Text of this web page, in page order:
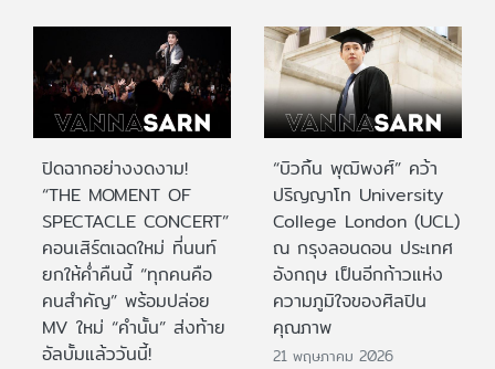
ปิดฉากอย่างงดงาม!
“THE MOMENT OF
SPECTACLE CONCERT”
คอนเสิร์ตเฉดใหม่ ที่นนท์
ยกให้ค่ำคืนนี้ “ทุกคนคือ
คนสำคัญ” พร้อมปล่อย
MV ใหม่ “คำนั้น” ส่งท้าย
อัลบั้มแล้ววันนี้!
“บิวกิ้น พุฒิพงศ์” คว้า
ปริญญาโท University
College London (UCL)
ณ กรุงลอนดอน ประเทศ
อังกฤษ เป็นอีกก้าวแห่ง
ความภูมิใจของศิลปิน
คุณภาพ
21 พฤษภาคม 2026